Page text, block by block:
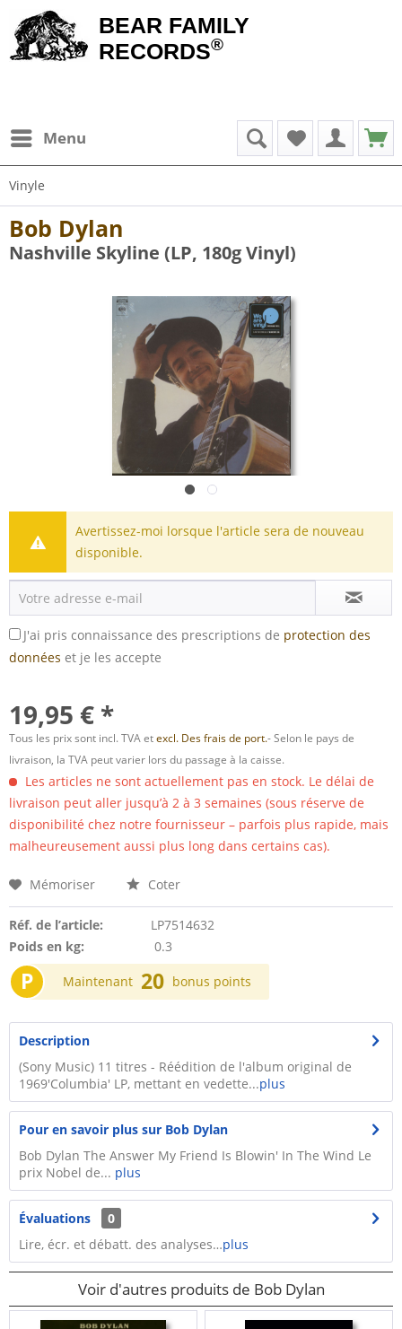
BEAR FAMILY
RECORDS®
Menu
Vinyle
Bob Dylan
Nashville Skyline (LP, 180g Vinyl)
Avertissez-moi lorsque l'article sera de nouveau
disponible.
J'ai pris connaissance des prescriptions de protection des
données et je les accepte
19,95 € *
Tous les prix sont incl. TVA etexcl. Des frais de port.- Selon le pays de
livraison, la TVA peut varier lors du passage à la caisse.
Les articles ne sont actuellement pas en stock. Le délai de
livraison peut aller jusqu’à 2 à 3 semaines (sous réserve de
disponibilité chez notre fournisseur – parfois plus rapide, mais
malheureusement aussi plus long dans certains cas).
Mémoriser Coter
Réf. de l’article:
LP7514632
Poids en kg:
0.3
P Maintenant 20 bonus points
Description
(Sony Music) 11 titres - Réédition de l'album original de
1969'Columbia' LP, mettant en vedette...plus
Pour en savoir plus sur Bob Dylan
Bob Dylan The Answer My Friend Is Blowin' In The Wind Le
prix Nobel de... plus
Évaluations
0
Lire, écr. et débatt. des analyses…plus
Voir d'autres produits de Bob Dylan